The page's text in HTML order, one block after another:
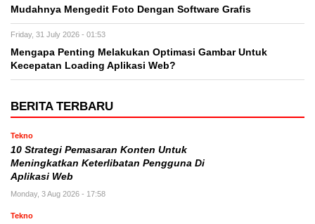
Mudahnya Mengedit Foto Dengan Software Grafis
Friday, 31 July 2026 - 01:53
Mengapa Penting Melakukan Optimasi Gambar Untuk
Kecepatan Loading Aplikasi Web?
BERITA TERBARU
Tekno
10 Strategi Pemasaran Konten Untuk
Meningkatkan Keterlibatan Pengguna Di
Aplikasi Web
Monday, 3 Aug 2026 - 17:58
Tekno